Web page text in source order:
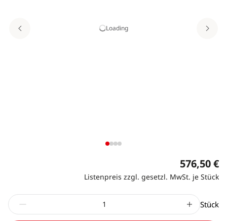
Loading
576,50 €
Listenpreis zzgl. gesetzl. MwSt. je Stück
Stück